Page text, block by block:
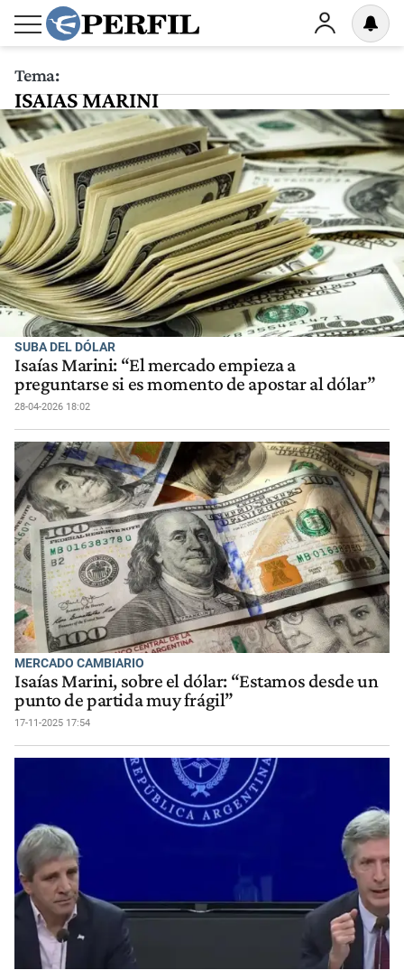
Tema:
ISAIAS MARINI
SUBA DEL DÓLAR
Isaías Marini: “El mercado empieza a
preguntarse si es momento de apostar al dólar”
28-04-2026 18:02
MERCADO CAMBIARIO
Isaías Marini, sobre el dólar: “Estamos desde un
punto de partida muy frágil”
17-11-2025 17:54